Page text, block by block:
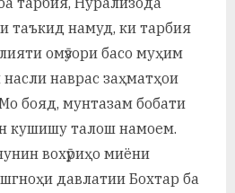
таъкид намуд, ки тарбия
омӯзори басо муҳим
наврас заҳматҳои
бояд, мунтазам бобати
кушишу талош намоем.
вохӯриҳо миёни
давлатии Бохтар ба